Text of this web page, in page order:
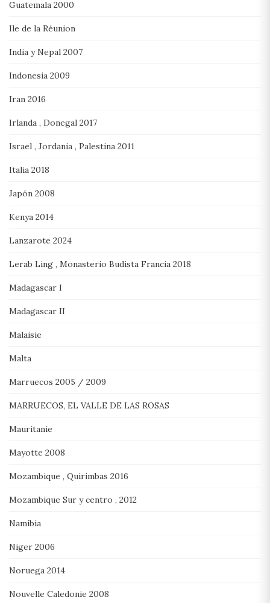
Guatemala 2000
Ile de la Réunion
India y Nepal 2007
Indonesia 2009
Iran 2016
Irlanda , Donegal 2017
Israel , Jordania , Palestina 2011
Italia 2018
Japón 2008
Kenya 2014
Lanzarote 2024
Lerab Ling , Monasterio Budista Francia 2018
Madagascar I
Madagascar II
Malaisie
Malta
Marruecos 2005 / 2009
MARRUECOS, EL VALLE DE LAS ROSAS
Mauritanie
Mayotte 2008
Mozambique , Quirimbas 2016
Mozambique Sur y centro , 2012
Namibia
Niger 2006
Noruega 2014
Nouvelle Caledonie 2008